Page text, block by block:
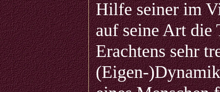
Hilfe seiner im
auf seine Art die
Erachtens sehr
(Eigen-